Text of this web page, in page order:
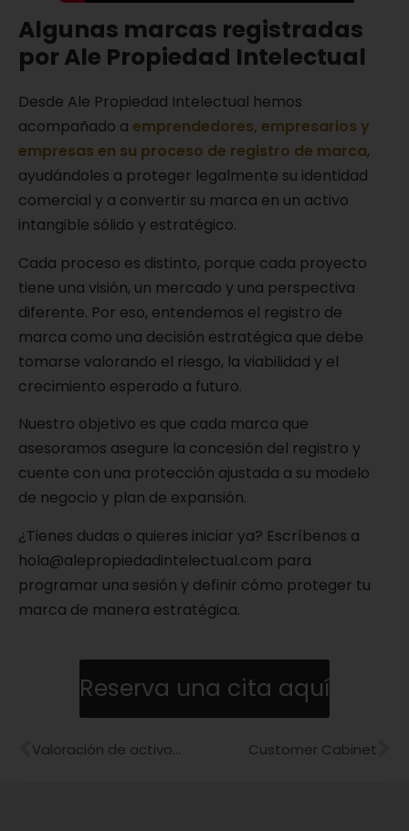
Algunas marcas registradas
por Ale Propiedad Intelectual
Desde Ale Propiedad Intelectual hemos
acompañado a emprendedores, empresarios y
empresas en su proceso de registro de marca,
ayudándoles a proteger legalmente su identidad
comercial y a convertir su marca en un activo
intangible sólido y estratégico.
Cada proceso es distinto, porque cada proyecto
tiene una visión, un mercado y una perspectiva
diferente. Por eso, entendemos el registro de
marca como una decisión estratégica que debe
tomarse valorando el riesgo, la viabilidad y el
crecimiento esperado a futuro.
Nuestro objetivo es que cada marca que
asesoramos asegure la concesión del registro y
cuente con una protección ajustada a su modelo
de negocio y plan de expansión.
¿Tienes dudas o quieres iniciar ya? Escríbenos a
hola@alepropiedadintelectual.com para
programar una sesión y definir cómo proteger tu
marca de manera estratégica.
Reserva una cita aquí
Valoración de activos intangibles Customer Cabinet